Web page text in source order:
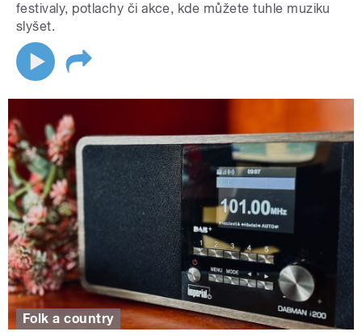
festivaly, potlachy či akce, kde můžete tuhle muziku
slyšet.
Folk a country